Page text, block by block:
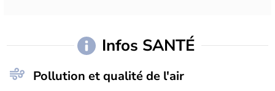
Infos SANTÉ
Pollution et qualité de l'air